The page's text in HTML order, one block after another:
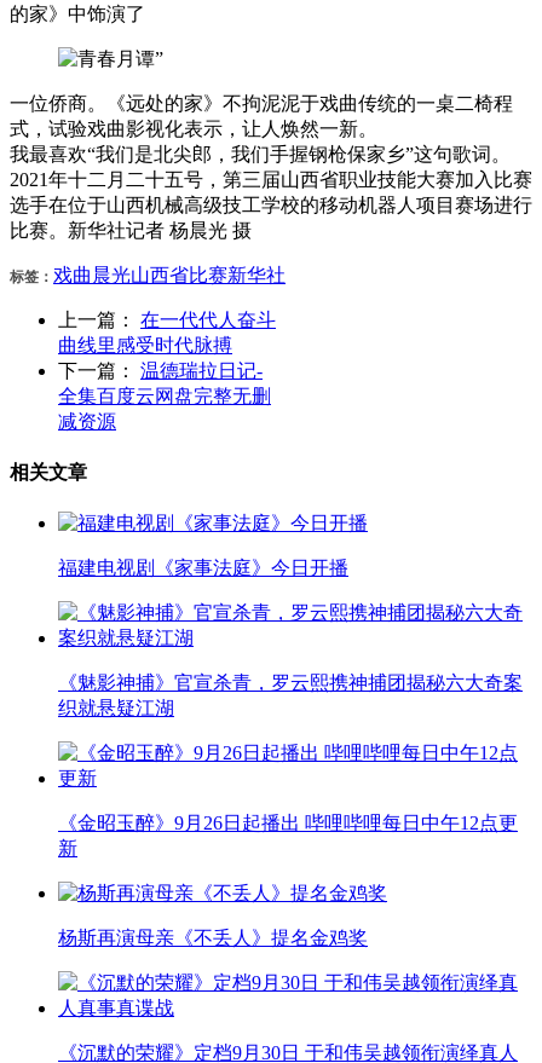
的家》中饰演了
一位侨商。《远处的家》不拘泥泥于戏曲传统的一桌二椅程
式，试验戏曲影视化表示，让人焕然一新。
我最喜欢“我们是北尖郎，我们手握钢枪保家乡”这句歌词。
2021年十二月二十五号，第三届山西省职业技能大赛加入比赛
选手在位于山西机械高级技工学校的移动机器人项目赛场进行
比赛。新华社记者 杨晨光 摄
标签： 戏曲 晨光山西省比赛新华社
上一篇：
在一代代人奋斗
曲线里感受时代脉搏
下一篇：
温德瑞拉日记-
全集百度云网盘完整无删
减资源
相关文章
福建电视剧《家事法庭》今日开播
《魅影神捕》官宣杀青，罗云熙携神捕团揭秘六大奇案
织就悬疑江湖
《金昭玉醉》9月26日起播出 哔哩哔哩每日中午12点更
新
杨斯再演母亲《不丢人》提名金鸡奖
《沉默的荣耀》定档9月30日 于和伟吴越领衔演绎真人